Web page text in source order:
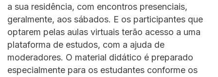
a sua residência, com encontros presenciais,
geralmente, aos sábados. E os participantes que
optarem pelas aulas virtuais terão acesso a uma
plataforma de estudos, com a ajuda de
moderadores. O material didático é preparado
especialmente para os estudantes conforme os